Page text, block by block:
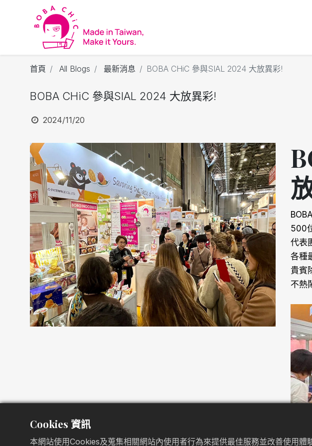
首頁 All Blogs 最新消息 BOBA CHiC 參與SIAL 2024 大放異彩!
BOBA CHiC 參與SIAL 2024 大放異彩!
2024/11/20
500
代表
各種
貴賓
不熱
Cookies 資訊
本網站使用Cookies及蒐集相關網站內使用者行為來提供最佳服務並改善使用